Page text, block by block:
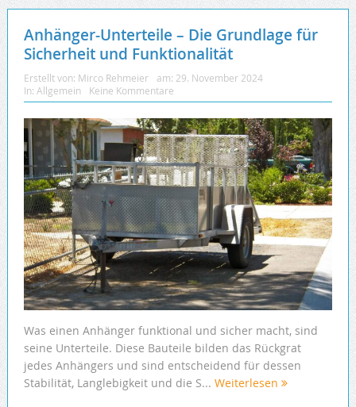
Anhänger-Unterteile – Die Grundlage für
Sicherheit und Funktionalität
Erstellt von: Mirco Rehmeier am: 29. November 2024
In: Allgemein Keine Kommentare
Was einen Anhänger funktional und sicher macht, sind
seine Unterteile. Diese Bauteile bilden das Rückgrat
jedes Anhängers und sind entscheidend für dessen
Stabilität, Langlebigkeit und die S... Weiterlesen